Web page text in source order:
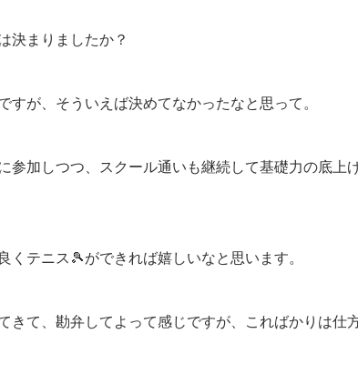
決まりましたか？
すが、そういえば決めてなかったなと思って。
参加しつつ、スクール通いも継続して基礎力の底上
くテニス🎾ができれば嬉しいなと思います。
きて、勘弁してよって感じですが、こればかりは仕